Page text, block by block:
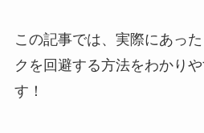
この記事では、実際にあっ
クを回避する方法をわかり
す！